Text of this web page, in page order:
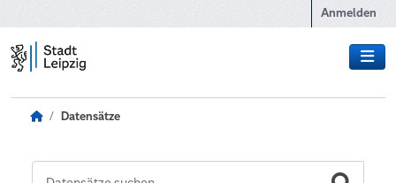
Anmelden
Datensätze